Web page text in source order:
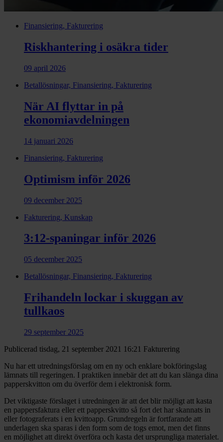
Finansiering, Fakturering
Riskhantering i osäkra tider
09 april 2026
Betallösningar, Finansiering, Fakturering
När AI flyttar in på
ekonomiavdelningen
14 januari 2026
Finansiering, Fakturering
Optimism inför 2026
09 december 2025
Fakturering, Kunskap
3:12-spaningar inför 2026
05 december 2025
Betallösningar, Finansiering, Fakturering
Frihandeln lockar i skuggan av
tullkaos
29 september 2025
Publicerad tisdag, 21 september 2021 16:21 Fakturering
Nu har ett utredningsförslag om en ny och enklare bokföringslag
lämnats till regeringen. I praktiken innebär det att du kan slänga dina
papperskvitton om du överför dem i elektronisk form.
Det viktigaste förslaget i utredningen är att det blir möjligt att kasta
en pappersfaktura eller ett papperskvitto så fort det har skannats in
eller fotograferats i en kvittoapp. Grundregeln är fortfarande att
underlagen ska sparas i den form som de togs emot, men det finns
en möjlighet att direkt överföra och kasta det ursprungliga materialet.